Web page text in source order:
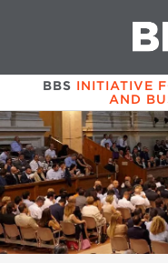
BBS INITIATIVE
AND